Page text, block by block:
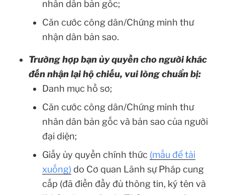
nhân dân bản gốc;
Căn cước công dân/Chứng minh thư
nhận dân bản sao.
Trường hợp bạn ủy quyền cho người khác
đến nhận lại hộ chiếu, vui lòng chuẩn bị:
Danh mục hồ sơ;
Căn cước công dân/Chứng minh thư
nhân dân bản gốc và bản sao của người
đại diện;
Giấy ủy quyền chính thức (mẫu để tải
xuống) do Cơ quan Lãnh sự Pháp cung
cấp (đã điền đầy đủ thông tin, ký tên và